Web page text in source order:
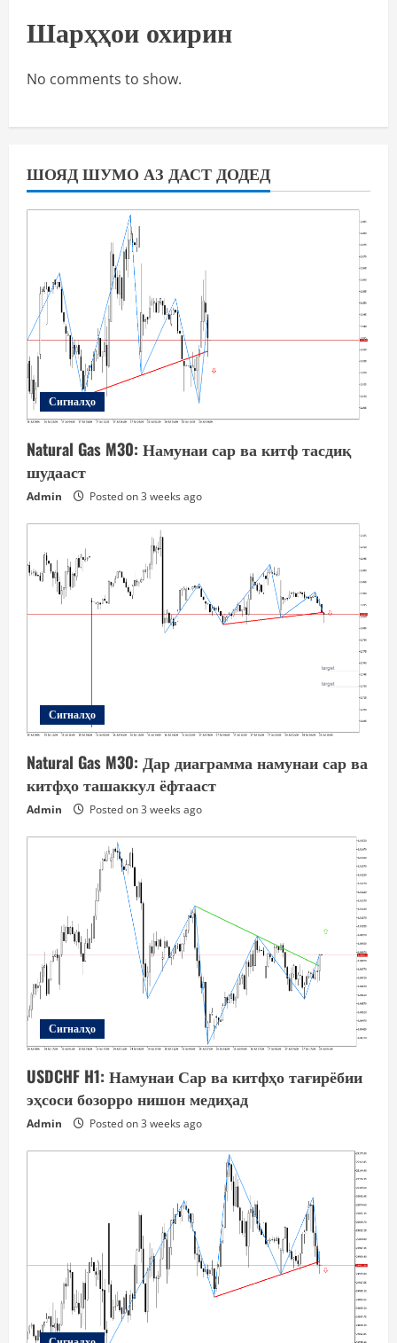
Шарҳҳои охирин
No comments to show.
ШОЯД ШУМО АЗ ДАСТ ДОДЕД
Сигналҳо
Natural Gas M30: Намунаи сар ва китф тасдиқ
шудааст
Admin Posted on 3 weeks ago
Сигналҳо
Natural Gas M30: Дар диаграмма намунаи сар ва
китфҳо ташаккул ёфтааст
Admin Posted on 3 weeks ago
Сигналҳо
USDCHF H1: Намунаи Сар ва китфҳо тағирёбии
эҳсоси бозорро нишон медиҳад
Admin Posted on 3 weeks ago